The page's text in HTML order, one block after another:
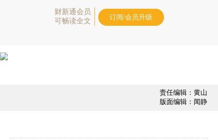
财新通会员
可畅读全文
订阅/会员升级
责任编辑：黄山
版面编辑：闻静